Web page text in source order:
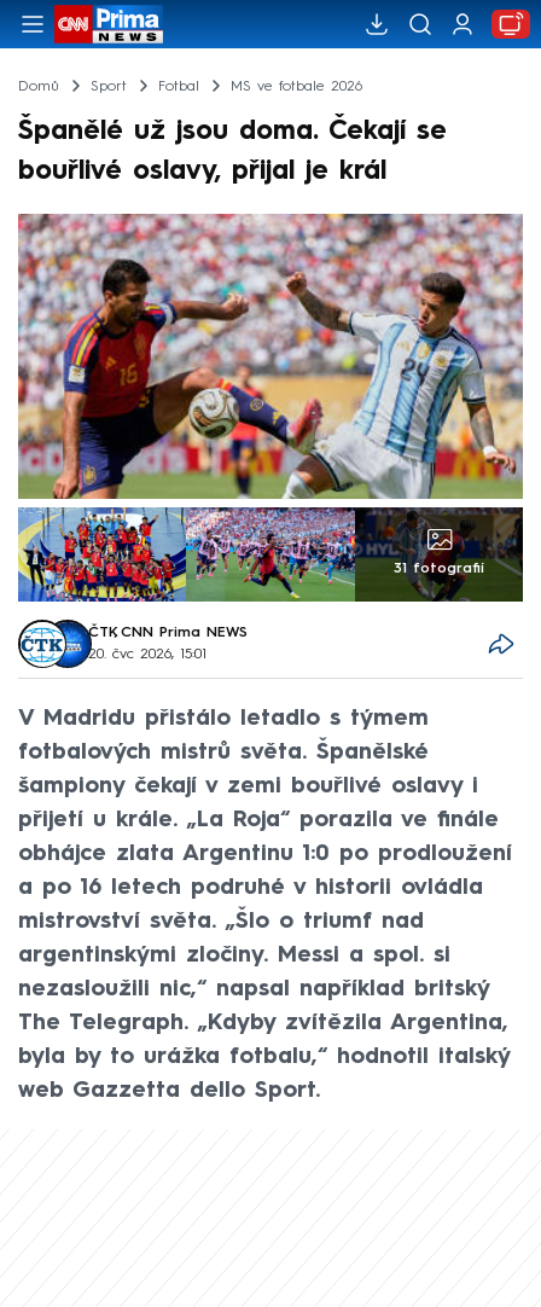
Domů Sport Fotbal MS ve fotbale 2026
Španělé už jsou doma. Čekají se
bouřlivé oslavy, přijal je král
31 fotografií
ČTK, CNN Prima NEWS
20. čvc 2026, 15:01
V Madridu přistálo letadlo s týmem
fotbalových mistrů světa. Španělské
šampiony čekají v zemi bouřlivé oslavy i
přijetí u krále. „La Roja“ porazila ve finále
obhájce zlata Argentinu 1:0 po prodloužení
a po 16 letech podruhé v historii ovládla
mistrovství světa. „Šlo o triumf nad
argentinskými zločiny. Messi a spol. si
nezasloužili nic,“ napsal například britský
The Telegraph. „Kdyby zvítězila Argentina,
byla by to urážka fotbalu,“ hodnotil italský
web Gazzetta dello Sport.